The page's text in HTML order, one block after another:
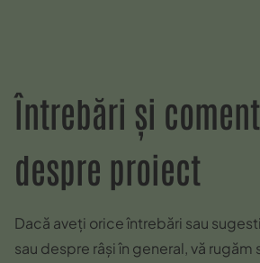
Întrebări și
despre proiect
Dacă aveți orice întrebări sau
sau despre râși în general, vă rugăm